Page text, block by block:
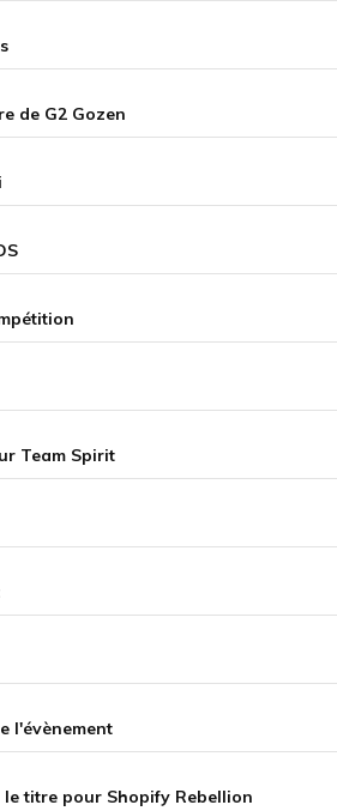
de G2 Gozen
Team Spirit
l'évènement
le titre pour Shopify Rebellion